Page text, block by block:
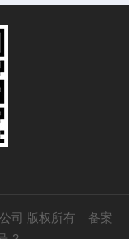
司 版权所有 备案